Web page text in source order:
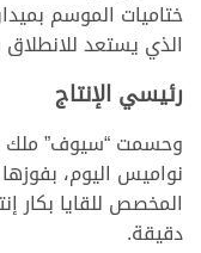
ختاميات الموسم
الذي يستعد
رئيسي الإنتاج
وحسمت “سيوف” ملك
نواميس اليوم،
دقيقة.